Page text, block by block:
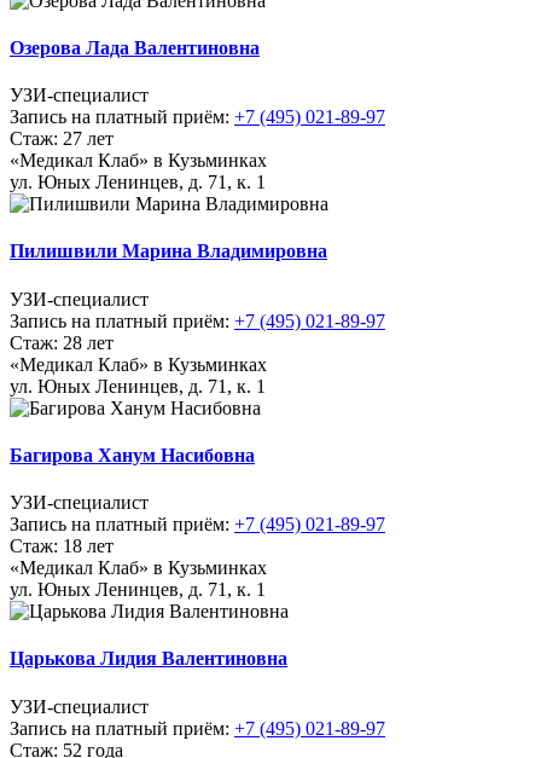
Озерова Лада Валентиновна
УЗИ-специалист
Запись на платный приём: +7 (495) 021-89-97
Стаж: 27 лет
«Медикал Клаб» в Кузьминках
ул. Юных Ленинцев, д. 71, к. 1
Пилишвили Марина Владимировна
УЗИ-специалист
Запись на платный приём: +7 (495) 021-89-97
Стаж: 28 лет
«Медикал Клаб» в Кузьминках
ул. Юных Ленинцев, д. 71, к. 1
Багирова Ханум Насибовна
УЗИ-специалист
Запись на платный приём: +7 (495) 021-89-97
Стаж: 18 лет
«Медикал Клаб» в Кузьминках
ул. Юных Ленинцев, д. 71, к. 1
Царькова Лидия Валентиновна
УЗИ-специалист
Запись на платный приём: +7 (495) 021-89-97
Стаж: 52 года